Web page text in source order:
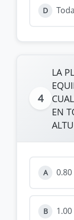
D
4
LA
EN
A
B